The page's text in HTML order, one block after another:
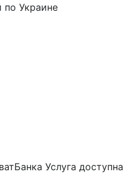
по Украине
Услуга доступна